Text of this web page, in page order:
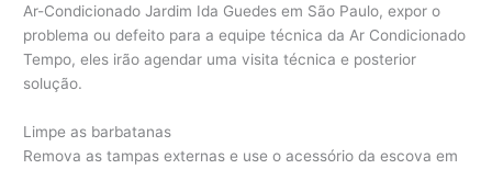
Ar-Condicionado Jardim Ida Guedes em São Paulo, expor o
problema ou defeito para a equipe técnica da Ar Condicionado
Tempo, eles irão agendar uma visita técnica e posterior
solução.
Limpe as barbatanas
Remova as tampas externas e use o acessório da escova em